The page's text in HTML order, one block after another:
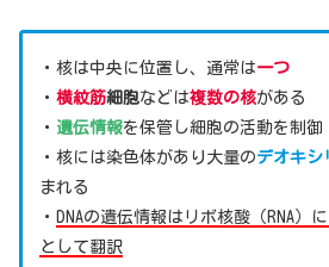
・核は中央に位置し、通常は一つ
・ 横紋筋細胞などは複数の核がある
・ 遺伝情報を保管し細胞の活動を制御
・核には染色体があり大量のデオキシ
まれる
・ DNAの遺伝情報はリボ核酸（RNA）に
として翻訳